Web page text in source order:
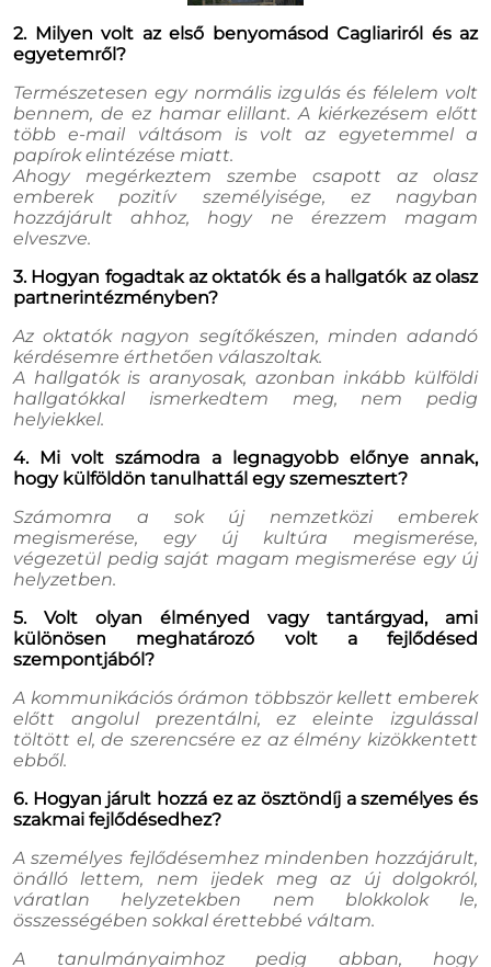
2. Milyen volt az első benyomásod Cagliariról és az
egyetemről?
Természetesen egy normális izgulás és félelem volt
bennem, de ez hamar elillant. A kiérkezésem előtt
több e-mail váltásom is volt az egyetemmel a
papírok elintézése miatt.
Ahogy megérkeztem szembe csapott az olasz
emberek pozitív személyisége, ez nagyban
hozzájárult ahhoz, hogy ne érezzem magam
elveszve.
3. Hogyan fogadtak az oktatók és a hallgatók az olasz
partnerintézményben?
Az oktatók nagyon segítőkészen, minden adandó
kérdésemre érthetően válaszoltak.
A hallgatók is aranyosak, azonban inkább külföldi
hallgatókkal ismerkedtem meg, nem pedig
helyiekkel.
4. Mi volt számodra a legnagyobb előnye annak,
hogy külföldön tanulhattál egy szemesztert?
Számomra a sok új nemzetközi emberek
megismerése, egy új kultúra megismerése,
végezetül pedig saját magam megismerése egy új
helyzetben.
5. Volt olyan élményed vagy tantárgyad, ami
különösen meghatározó volt a fejlődésed
szempontjából?
A kommunikációs órámon többször kellett emberek
előtt angolul prezentálni, ez eleinte izgulással
töltött el, de szerencsére ez az élmény kizökkentett
ebből.
6. Hogyan járult hozzá ez az ösztöndíj a személyes és
szakmai fejlődésedhez?
A személyes fejlődésemhez mindenben hozzájárult,
önálló lettem, nem ijedek meg az új dolgokról,
váratlan helyzetekben nem blokkolok le,
összességében sokkal érettebbé váltam.
A tanulmányaimhoz pedig abban, hogy